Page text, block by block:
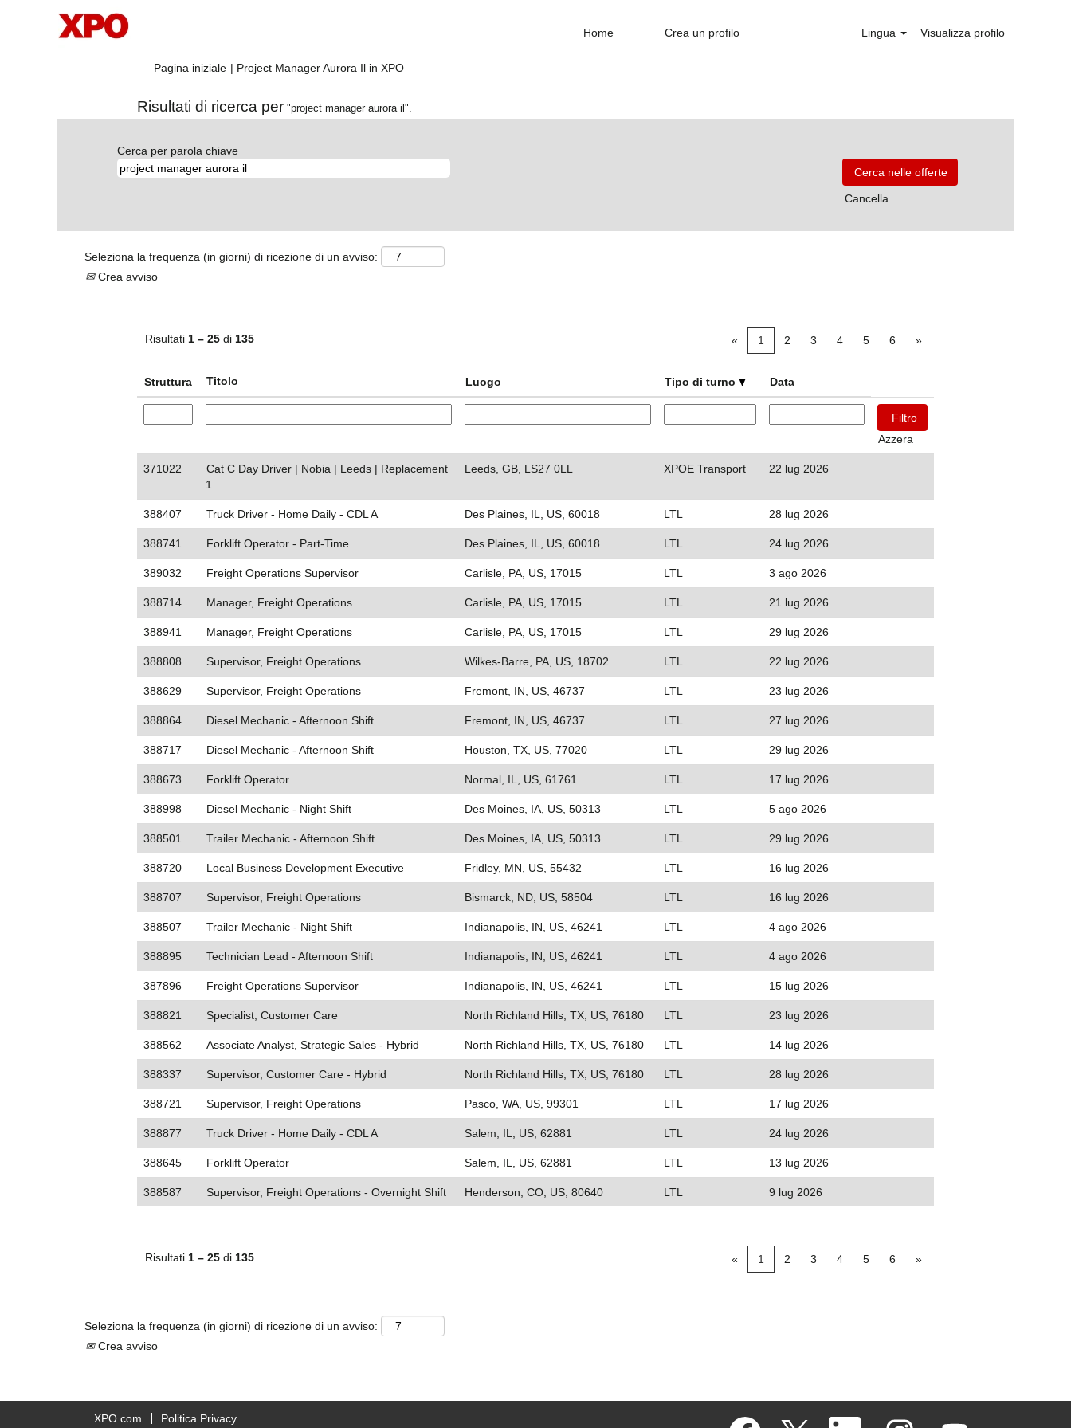
Home Crea un profilo Lingua Visualizza profilo
Pagina iniziale | Project Manager Aurora Il in XPO(pagina
Risultati di ricerca per "project manager aurora il".
Cerca per parola chiave
Cancella
Seleziona la frequenza (in giorni) di ricezione di un avviso:
Crea avviso
Risultati 1 – 25 di 135 « 1 2 3 4 5 6 »
Struttura Titolo Luogo Tipo di turno Data
Azzera
371022
Cat C Day Driver | Nobia | Leeds | Replacement
1
Leeds, GB, LS27 0LL XPOE Transport 22 lug 2026
388407 Truck Driver - Home Daily - CDL A Des Plaines, IL, US, 60018 LTL 28 lug 2026
388741 Forklift Operator - Part-Time Des Plaines, IL, US, 60018 LTL 24 lug 2026
389032 Freight Operations Supervisor Carlisle, PA, US, 17015 LTL 3 ago 2026
388714 Manager, Freight Operations Carlisle, PA, US, 17015 LTL 21 lug 2026
388941 Manager, Freight Operations Carlisle, PA, US, 17015 LTL 29 lug 2026
388808 Supervisor, Freight Operations Wilkes-Barre, PA, US, 18702 LTL 22 lug 2026
388629 Supervisor, Freight Operations Fremont, IN, US, 46737 LTL 23 lug 2026
388864 Diesel Mechanic - Afternoon Shift Fremont, IN, US, 46737 LTL 27 lug 2026
388717 Diesel Mechanic - Afternoon Shift Houston, TX, US, 77020 LTL 29 lug 2026
388673 Forklift Operator Normal, IL, US, 61761 LTL 17 lug 2026
388998 Diesel Mechanic - Night Shift Des Moines, IA, US, 50313 LTL 5 ago 2026
388501 Trailer Mechanic - Afternoon Shift Des Moines, IA, US, 50313 LTL 29 lug 2026
388720 Local Business Development Executive Fridley, MN, US, 55432 LTL 16 lug 2026
388707 Supervisor, Freight Operations Bismarck, ND, US, 58504 LTL 16 lug 2026
388507 Trailer Mechanic - Night Shift Indianapolis, IN, US, 46241 LTL 4 ago 2026
388895 Technician Lead - Afternoon Shift Indianapolis, IN, US, 46241 LTL 4 ago 2026
387896 Freight Operations Supervisor Indianapolis, IN, US, 46241 LTL 15 lug 2026
388821 Specialist, Customer Care North Richland Hills, TX, US, 76180 LTL 23 lug 2026
388562 Associate Analyst, Strategic Sales - Hybrid North Richland Hills, TX, US, 76180 LTL 14 lug 2026
388337 Supervisor, Customer Care - Hybrid North Richland Hills, TX, US, 76180 LTL 28 lug 2026
388721 Supervisor, Freight Operations Pasco, WA, US, 99301 LTL 17 lug 2026
388877 Truck Driver - Home Daily - CDL A Salem, IL, US, 62881 LTL 24 lug 2026
388645 Forklift Operator Salem, IL, US, 62881 LTL 13 lug 2026
388587 Supervisor, Freight Operations - Overnight Shift Henderson, CO, US, 80640 LTL 9 lug 2026
Risultati 1 – 25 di 135 « 1 2 3 4 5 6 »
Seleziona la frequenza (in giorni) di ricezione di un avviso:
Crea avviso
XPO.com Politica Privacy S
S